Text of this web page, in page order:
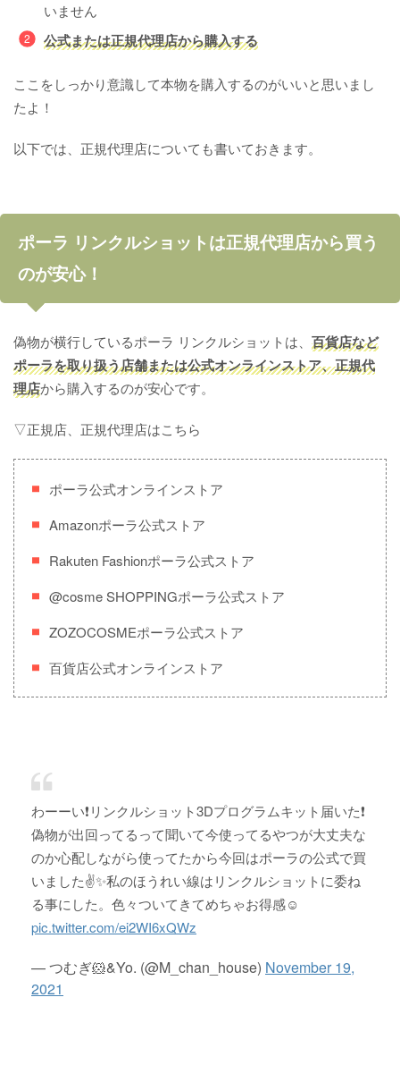
いません
公式または正規代理店から購入する
ここをしっかり意識して本物を購入するのがいいと思いまし
たよ！
以下では、正規代理店についても書いておきます。
ポーラ リンクルショットは正規代理店から買う
のが安心！
偽物が横行しているポーラ リンクルショットは、 百貨店など
ポーラを取り扱う店舗または公式オンラインストア、正規代
理店から購入するのが安心です。
▽正規店、正規代理店はこちら
ポーラ公式オンラインストア
Amazonポーラ公式ストア
Rakuten Fashionポーラ公式ストア
@cosme SHOPPINGポーラ公式ストア
ZOZOCOSMEポーラ公式ストア
百貨店公式オンラインストア
わーーい❗️リンクルショット3Dプログラムキット届いた❗️
偽物が出回ってるって聞いて今使ってるやつが大丈夫な
のか心配しながら使ってたから今回はポーラの公式で買
いました✌️✨私のほうれい線はリンクルショットに委ね
る事にした。色々ついてきてめちゃお得感☺️
pic.twitter.com/ei2WI6xQWz
— つむぎ🐹&Yo. (@M_chan_house) November 19,
2021